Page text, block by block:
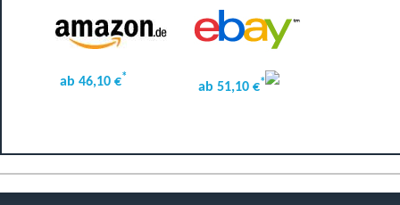
ab 46,10 €*
ab 51,10 €*